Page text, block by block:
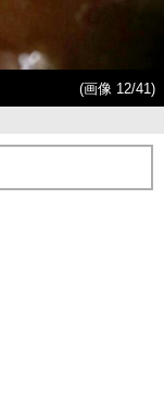
(画像 12/41)